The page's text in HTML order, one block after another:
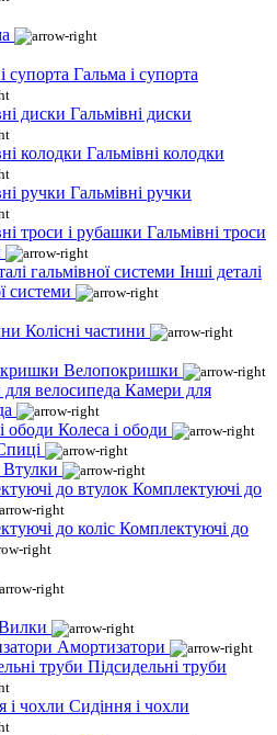
Гальма і супорта
Гальмівні диски
Гальмівні колодки
Гальмівні ручки
Гальмівні троси
Інші деталі
системи
Колісні частини
Велопокришки
Камери для
Колеса і ободи
Втулки
Комплектуючі до
Комплектуючі до
Амортизатори
Підсидельні труби
Сидіння і чохли